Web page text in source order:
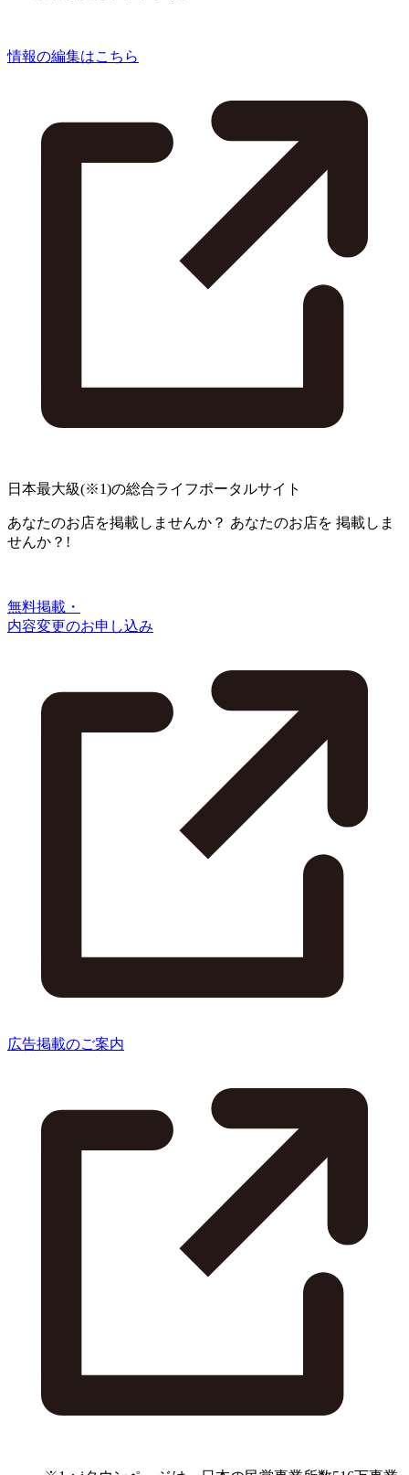
情報の編集はこちら
日本最大級(※1)の総合ライフポータルサイト
あなたのお店を掲載しませんか？ あなたのお店を 掲載しま
せんか？!
無料掲載・
内容変更のお申し込み
広告掲載のご案内